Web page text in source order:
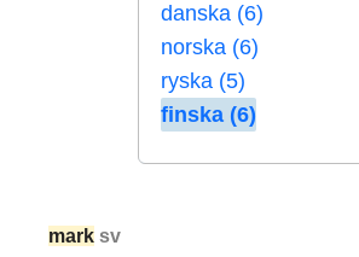
danska (6)
norska (6)
ryska (5)
finska (6)
mark sv